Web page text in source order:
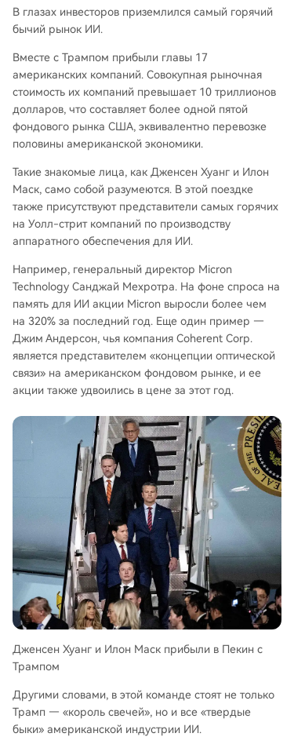
ст показали акции по всей цепочке создания
стоимости ИИ-инфраструктуры: от оптически
ат и компаний, предоставляющих вычислител
ьные мощности. Аналогичная картина наблюд
алась и на американском рынке. Основная пр
ичина этой концентрации — реальный эконо
мический вклад ИИ. В первом квартале рост э
кономики США почти полностью обеспечивал
ся сектором ИИ, в то время как не связанные
с ИИ сегменты экономики практически не рос
ли. В Китае высокотехнологичное производст
во, включая ИИ, также стало ключевым драйв
ером роста прибылей промышленных предп
риятий, инвестиций и экспорта. Прибыли комп
аний в сфере ИИ резко опережают показател
и остального рынка как в США, так и в Китае.
Визит Трампа может внести н...
В глазах инвесторов приземлился самый горячий
бычий рынок ИИ.
Вместе с Трампом прибыли главы 17
американских компаний. Совокупная рыночная
стоимость их компаний превышает 10 триллионов
долларов, что составляет более одной пятой
фондового рынка США, эквивалентно перевозке
половины американской экономики.
Такие знакомые лица, как Дженсен Хуанг и Илон
Маск, само собой разумеются. В этой поездке
также присутствуют представители самых горячих
на Уолл-стрит компаний по производству
аппаратного обеспечения для ИИ.
Например, генеральный директор Micron
Technology Санджай Мехротра. На фоне спроса на
память для ИИ акции Micron выросли более чем
на 320% за последний год. Еще один пример —
Джим Андерсон, чья компания Coherent Corp.
является представителем «концепции оптической
связи» на американском фондовом рынке, и ее
акции также удвоились в цене за этот год.
Дженсен Хуанг и Илон Маск прибыли в Пекин с
Трампом
Другими словами, в этой команде стоят не только
Трамп — «король свечей», но и все «твердые
быки» американской индустрии ИИ.